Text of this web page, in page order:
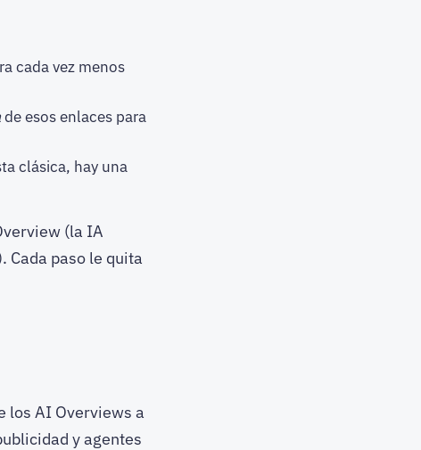
cada vez menos
de esos enlaces para
clásica, hay una
(la IA
Cada paso le quita
los AI Overviews a
y agentes